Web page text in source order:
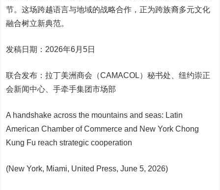
节。这场跨越语言与地域的战略合作，正为跨族裔多元文化
融合树立新典范。
发稿日期：2026年6月5日
联合发布：拉丁美洲商会（CAMACOL）秘书处、纽约崇正
会新闻中心、手牵手集团市场部
A handshake across the mountains and seas: Latin
American Chamber of Commerce and New York Chong
Kung Fu reach strategic cooperation
(New York, Miami, United Press, June 5, 2026)